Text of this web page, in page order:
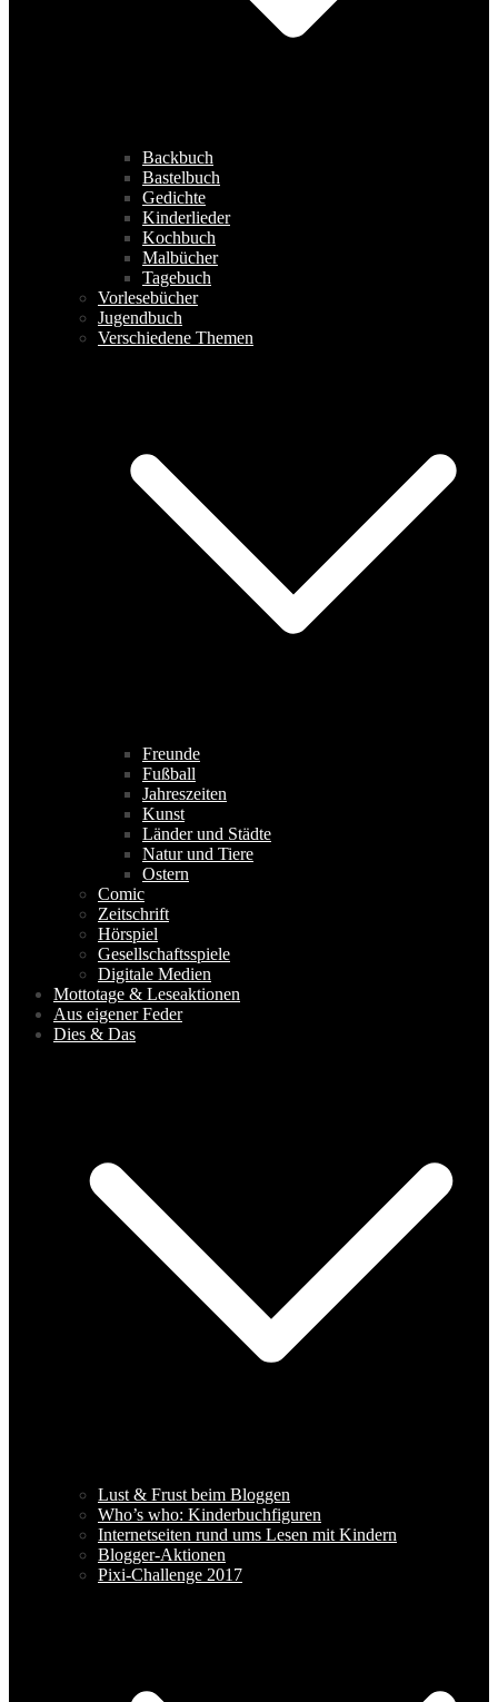
Backbuch
Bastelbuch
Gedichte
Kinderlieder
Kochbuch
Malbücher
Tagebuch
Vorlesebücher
Jugendbuch
Verschiedene Themen
Freunde
Fußball
Jahreszeiten
Kunst
Länder und Städte
Natur und Tiere
Ostern
Comic
Zeitschrift
Hörspiel
Gesellschaftsspiele
Digitale Medien
Mottotage & Leseaktionen
Aus eigener Feder
Dies & Das
Lust & Frust beim Bloggen
Who’s who: Kinderbuchfiguren
Internetseiten rund ums Lesen mit Kindern
Blogger-Aktionen
Pixi-Challenge 2017